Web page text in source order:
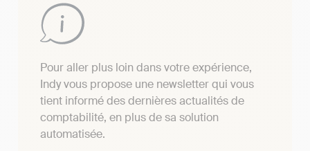
Pour aller plus loin dans votre expérience,
Indy vous propose une newsletter qui vous
tient informé des dernières actualités de
comptabilité, en plus de sa solution
automatisée.